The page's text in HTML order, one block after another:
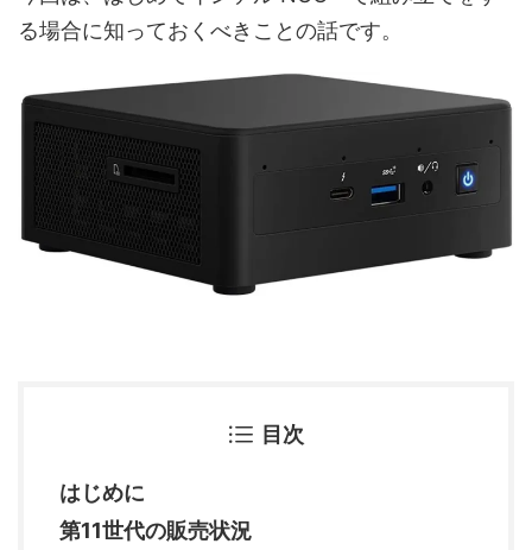
る場合に知っておくべきことの話です。
目次
はじめに
第11世代の販売状況